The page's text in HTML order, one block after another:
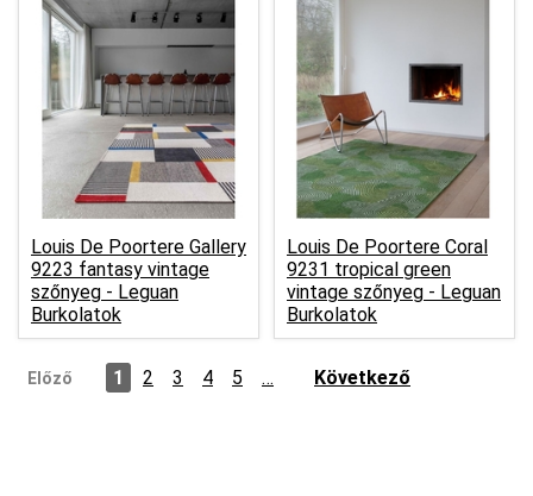
Louis De Poortere Gallery
9223 fantasy vintage
szőnyeg - Leguan
Burkolatok
Louis De Poortere Coral
9231 tropical green
vintage szőnyeg - Leguan
Burkolatok
Előző 1 2 3 4 5 … Következő